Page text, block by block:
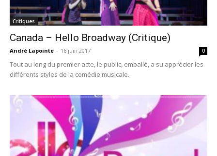
Critiques
Canada – Hello Broadway (Critique)
André Lapointe - 16 juin 2017 0
Tout au long du premier acte, le public, emballé, a su apprécier les
différents styles de la comédie musicale.